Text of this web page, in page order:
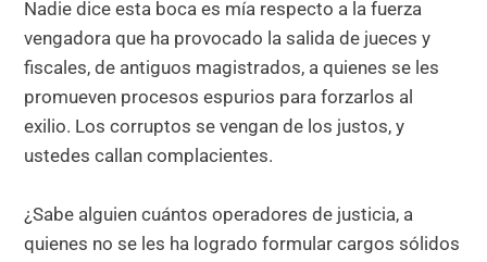
Nadie dice esta boca es mía respecto a la fuerza
vengadora que ha provocado la salida de jueces y
fiscales, de antiguos magistrados, a quienes se les
promueven procesos espurios para forzarlos al
exilio. Los corruptos se vengan de los justos, y
ustedes callan complacientes.
¿Sabe alguien cuántos operadores de justicia, a
quienes no se les ha logrado formular cargos sólidos